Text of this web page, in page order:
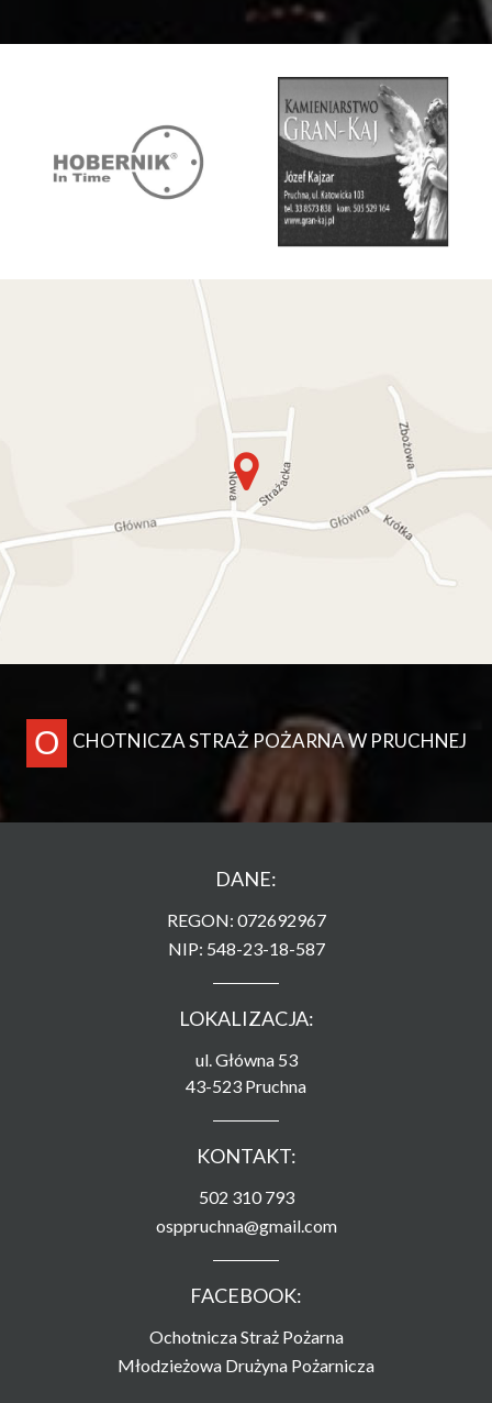
O CHOTNICZA STRAŻ POŻARNA W PRUCHNEJ
DANE:
REGON: 072692967
NIP: 548-23-18-587
LOKALIZACJA:
ul. Główna 53
43-523 Pruchna
KONTAKT:
502 310 793
osppruchna@gmail.com
FACEBOOK:
Ochotnicza Straż Pożarna
Młodzieżowa Drużyna Pożarnicza